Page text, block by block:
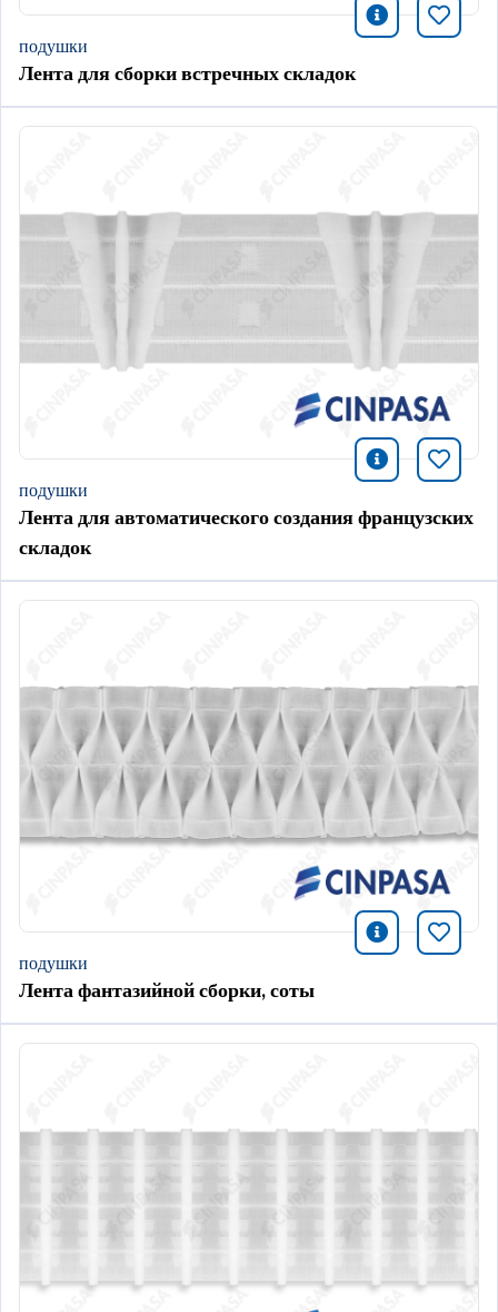
icono
подушки
Лента для сборки встречных складок
icono
подушки
Лента для автоматического создания французских
складок
icono
подушки
Лента фантазийной сборки, соты